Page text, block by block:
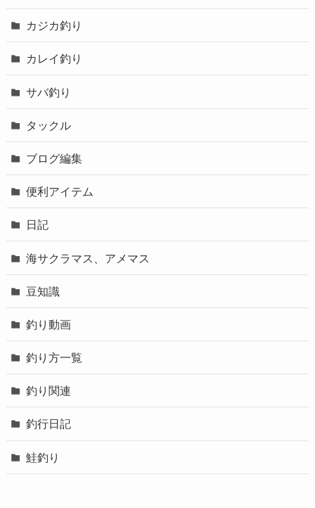
カジカ釣り
カレイ釣り
サバ釣り
タックル
ブログ編集
便利アイテム
日記
海サクラマス、アメマス
豆知識
釣り動画
釣り方一覧
釣り関連
釣行日記
鮭釣り